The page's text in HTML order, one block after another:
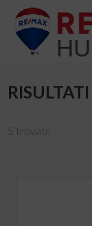
5 trovati!